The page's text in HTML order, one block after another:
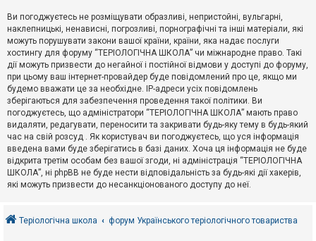
д
й
А
к
т
и
в
н
т
е
м
и
о
Ви погоджуєтесь не розміщувати образливі, непристойні, вульгарні,
наклепницькі, ненависні, погрозливі, порнографічні та інші матеріали, які
можуть порушувати закони вашої країни, країни, яка надає послуги
хостингу для форуму “ТЕРІОЛОГІЧНА ШКОЛА” чи міжнародне право. Такі
дії можуть призвести до негайної і постійної відмови у доступі до форуму,
при цьому ваш інтернет-провайдер буде повідомлений про це, якщо ми
будемо вважати це за необхідне. IP-адреси усіх повідомлень
зберігаються для забезпечення проведення такої політики. Ви
погоджуєтесь, що адміністратори “ТЕРІОЛОГІЧНА ШКОЛА” мають право
видаляти, редагувати, переносити та закривати будь-яку тему в будь-який
час на свій розсуд . Як користувач ви погоджуєтесь, що уся інформація
введена вами буде зберігатись в базі даних. Хоча ця інформація не буде
відкрита третім особам без вашої згоди, ні адміністрація “ТЕРІОЛОГІЧНА
ШКОЛА”, ні phpBB не буде нести відповідальність за будь-які дії хакерів,
які можуть призвести до несанкціонованого доступу до неї.
Теріологічна школа форум Українського теріологічного товариства